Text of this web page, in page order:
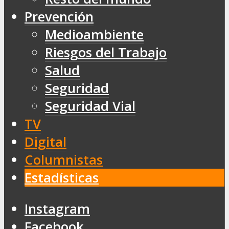
Prevención
Medioambiente
Riesgos del Trabajo
Salud
Seguridad
Seguridad Vial
TV
Digital
Columnistas
Estadísticas
Instagram